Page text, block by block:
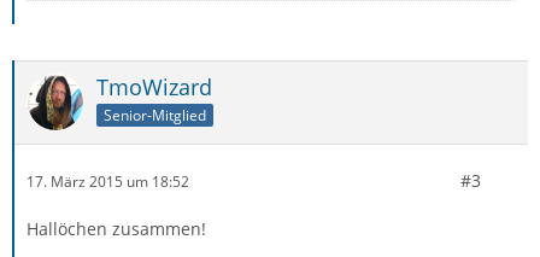
TmoWizard
Senior-Mitglied
17. März 2015 um 18:52 #3
Hallöchen zusammen!